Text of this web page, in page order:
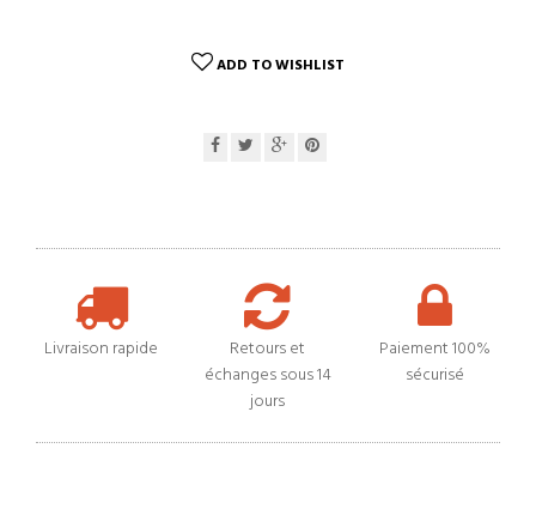
ADD TO WISHLIST
Livraison rapide
Retours et
échanges sous 14
jours
Paiement 100%
sécurisé